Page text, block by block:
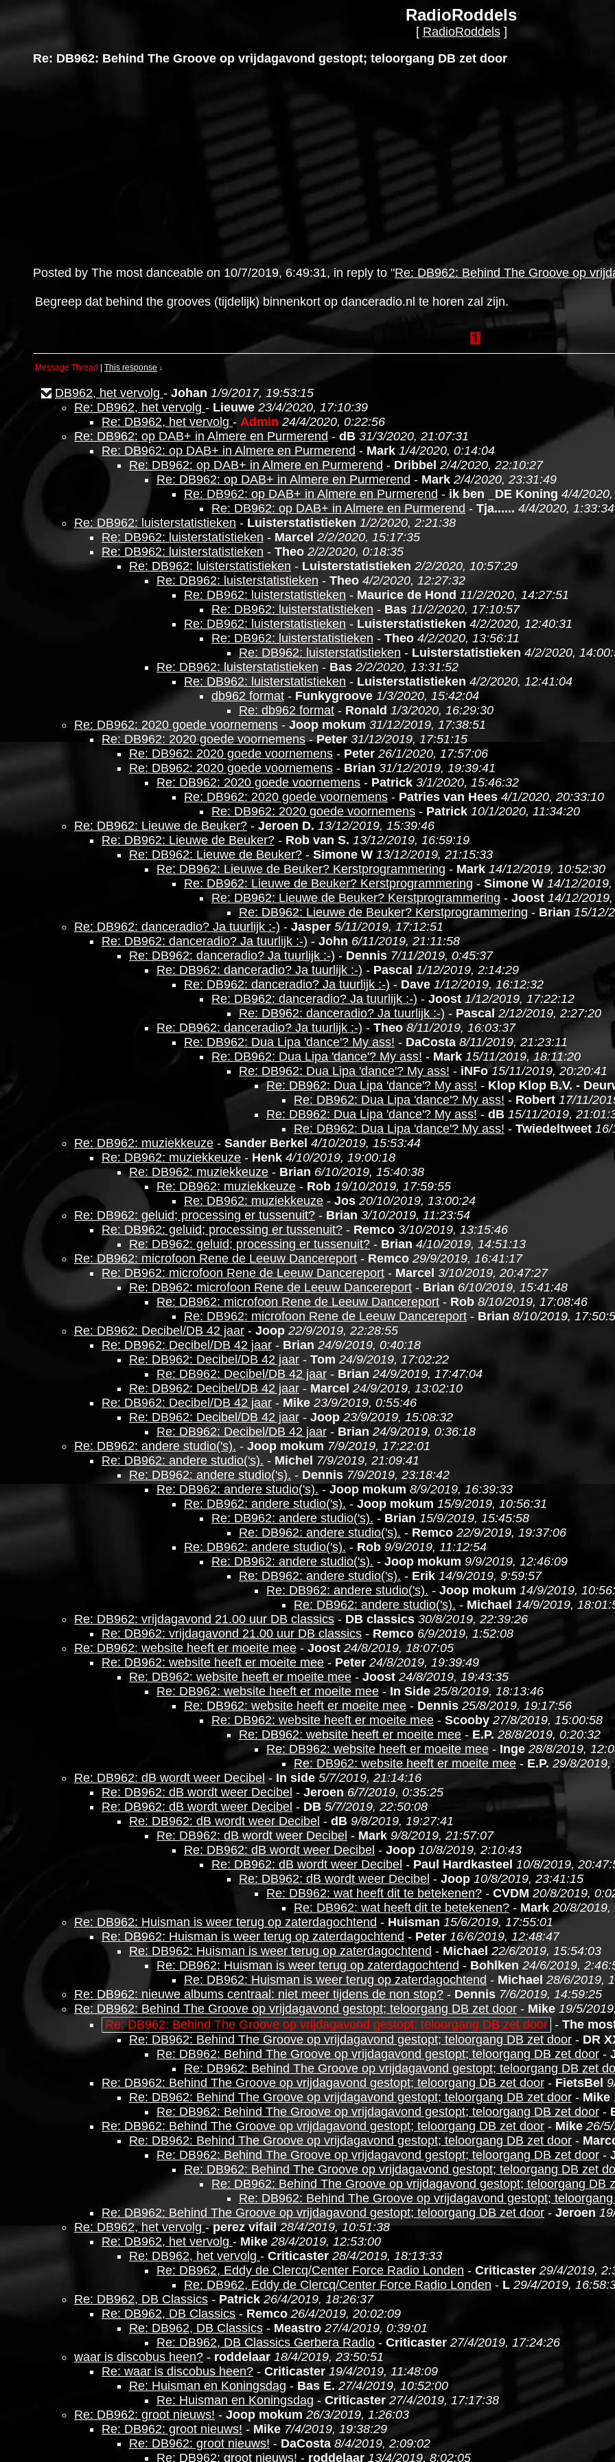
RadioRoddels
[ RadioRoddels]
Re: DB962: Behind The Groove op vrijdagavond gestopt; teloorgang DB zet door
Posted by The most danceable on 10/7/2019, 6:49:31, in reply to "Re: DB962: Behind The Groove op
Begreep dat behind the grooves (tijdelijk) binnenkort op danceradio.nl te horen zal zijn.
Message Thread This response ↓
DB962, het vervolg - Johan 1/9/2017, 19:53:15
Re: DB962, het vervolg - Lieuwe 23/4/2020, 17:10:39
Re: DB962, het vervolg - Admin 24/4/2020, 0:22:56
Re: DB962: op DAB+ in Almere en Purmerend - dB 31/3/2020, 21:07:31
Re: DB962: op DAB+ in Almere en Purmerend - Mark 1/4/2020, 0:14:04
Re: DB962: op DAB+ in Almere en Purmerend - Dribbel 2/4/2020, 22:10:27
Re: DB962: op DAB+ in Almere en Purmerend - Mark 2/4/2020, 23:31:49
Re: DB962: op DAB+ in Almere en Purmerend -ik ben _DE Koning 4/4/
Re: DB962: op DAB+ in Almere en Purmerend - Tja...... 4/4/2020, 1:33:34
Re: DB962: luisterstatistieken - Luisterstatistieken 1/2/2020, 2:21:38
Re: DB962: luisterstatistieken - Marcel 2/2/2020, 15:17:35
Re: DB962: luisterstatistieken - Theo 2/2/2020, 0:18:35
Re: DB962: luisterstatistieken - Luisterstatistieken 2/2/2020, 10:57:29
Re: DB962: luisterstatistieken - Theo 4/2/2020, 12:27:32
Re: DB962: luisterstatistieken - Maurice de Hond 11/2/2020, 14:27:51
Re: DB962: luisterstatistieken - Bas 11/2/2020, 17:10:57
Re: DB962: luisterstatistieken - Luisterstatistieken 4/2/2020, 12:40:31
Re: DB962: luisterstatistieken - Theo 4/2/2020, 13:56:11
Re: DB962: luisterstatistieken - Luisterstatistieken 4/2/2020,
Re: DB962: luisterstatistieken - Bas 2/2/2020, 13:31:52
Re: DB962: luisterstatistieken - Luisterstatistieken 4/2/2020, 12:41:04
db962 format - Funkygroove 1/3/2020, 15:42:04
Re: db962 format - Ronald 1/3/2020, 16:29:30
Re: DB962: 2020 goede voornemens - Joop mokum 31/12/2019, 17:38:51
Re: DB962: 2020 goede voornemens-Peter 31/12/2019, 17:51:15
Re: DB962: 2020 goede voornemens - Peter 26/1/2020, 17:57:06
Re: DB962: 2020 goede voornemens - Brian 31/12/2019, 19:39:41
Re: DB962: 2020 goede voornemens - Patrick 3/1/2020, 15:46:32
Re: DB962: 2020 goede voornemens - Patries van Hees 4/1/2020, 20:33:10
Re: DB962: 2020 goede voornemens - Patrick 10/1/2020, 11:34:20
Re: DB962: Lieuwe de Beuker? - Jeroen D. 13/12/2019, 15:39:46
Re: DB962: Lieuwe de Beuker? - Rob van S. 13/12/2019, 16:59:19
Re: DB962: Lieuwe de Beuker? - Simone W 13/12/2019, 21:15:33
Re: DB962: Lieuwe de Beuker? Kerstprogrammering - Mark 14/12/2019, 10:52:30
Re: DB962: Lieuwe de Beuker? Kerstprogrammering - Simone W 14/12/
Re: DB962: Lieuwe de Beuker? Kerstprogrammering - Joost 14/12/
Re: DB962: Lieuwe de Beuker? Kerstprogrammering - Brian 15/12/
Re: DB962: danceradio? Ja tuurlijk :-) - Jasper 5/11/2019, 17:12:51
Re: DB962: danceradio? Ja tuurlijk :-) - John 6/11/2019, 21:11:58
Re: DB962: danceradio? Ja tuurlijk :-) - Dennis 7/11/2019, 0:45:37
Re: DB962: danceradio? Ja tuurlijk :-) - Pascal 1/12/2019, 2:14:29
Re: DB962: danceradio? Ja tuurlijk :-) - Dave 1/12/2019, 16:12:32
Re: DB962: danceradio? Ja tuurlijk :-) - Joost 1/12/2019, 17:22:12
Re: DB962: danceradio? Ja tuurlijk :-) - Pascal 2/12/2019, 2:27:20
Re: DB962: danceradio? Ja tuurlijk :-) - Theo 8/11/2019, 16:03:37
Re: DB962: Dua Lipa 'dance'? My ass! - DaCosta 8/11/2019, 21:23:11
Re: DB962: Dua Lipa 'dance'? My ass! - Mark 15/11/2019, 18:11:20
Re: DB962: Dua Lipa 'dance'? My ass! - iNFo 15/11/2019, 20:20:41
Re: DB962: Dua Lipa 'dance'? My ass! - Klop Klop B.V. -
Re: DB962: Dua Lipa 'dance'? My ass! - Robert 17/11/
Re: DB962: Dua Lipa 'dance'? My ass! - dB 15/11/2019,
Re: DB962: Dua Lipa 'dance'? My ass! - Twiedeltweet 16/
Re: DB962: muziekkeuze - Sander Berkel 4/10/2019, 15:53:44
Re: DB962: muziekkeuze - Henk 4/10/2019, 19:00:18
Re: DB962: muziekkeuze - Brian 6/10/2019, 15:40:38
Re: DB962: muziekkeuze - Rob 19/10/2019, 17:59:55
Re: DB962: muziekkeuze - Jos 20/10/2019, 13:00:24
Re: DB962: geluid; processing er tussenuit? - Brian 3/10/2019, 11:23:54
Re: DB962: geluid; processing er tussenuit? - Remco 3/10/2019, 13:15:46
Re: DB962: geluid; processing er tussenuit? - Brian 4/10/2019, 14:51:13
Re: DB962: microfoon Rene de Leeuw Dancereport - Remco 29/9/2019, 16:41:17
Re: DB962: microfoon Rene de Leeuw Dancereport - Marcel 3/10/2019, 20:47:27
Re: DB962: microfoon Rene de Leeuw Dancereport - Brian 6/10/2019, 15:41:48
Re: DB962: microfoon Rene de Leeuw Dancereport - Rob 8/10/2019, 17:08:46
Re: DB962: microfoon Rene de Leeuw Dancereport - Brian 8/10/2019,
Re: DB962: Decibel/DB 42 jaar - Joop 22/9/2019, 22:28:55
Re: DB962: Decibel/DB 42 jaar - Brian 24/9/2019, 0:40:18
Re: DB962: Decibel/DB 42 jaar - Tom 24/9/2019, 17:02:22
Re: DB962: Decibel/DB 42 jaar - Brian 24/9/2019, 17:47:04
Re: DB962: Decibel/DB 42 jaar - Marcel 24/9/2019, 13:02:10
Re: DB962: Decibel/DB 42 jaar - Mike 23/9/2019, 0:55:46
Re: DB962: Decibel/DB 42 jaar - Joop 23/9/2019, 15:08:32
Re: DB962: Decibel/DB 42 jaar - Brian 24/9/2019, 0:36:18
Re: DB962: andere studio('s). - Joop mokum 7/9/2019, 17:22:01
Re: DB962: andere studio('s). - Michel 7/9/2019, 21:09:41
Re: DB962: andere studio('s). - Dennis 7/9/2019, 23:18:42
Re: DB962: andere studio('s). - Joop mokum 8/9/2019, 16:39:33
Re: DB962: andere studio('s). - Joop mokum 15/9/2019, 10:56:31
Re: DB962: andere studio('s). - Brian 15/9/2019, 15:45:58
Re: DB962: andere studio('s). - Remco 22/9/2019, 19:37:06
Re: DB962: andere studio('s). - Rob 9/9/2019, 11:12:54
Re: DB962: andere studio('s). - Joop mokum 9/9/2019, 12:46:09
Re: DB962: andere studio('s). - Erik 14/9/2019, 9:59:57
Re: DB962: andere studio('s). - Joop mokum 14/9/2019,
Re: DB962: andere studio('s). - Michael 14/9/2019,
Re: DB962: vrijdagavond 21.00 uur DB classics - DB classics 30/8/2019, 22:39:26
Re: DB962: vrijdagavond 21.00 uur DB classics - Remco 6/9/2019, 1:52:08
Re: DB962: website heeft er moeite mee - Joost 24/8/2019, 18:07:05
Re: DB962: website heeft er moeite mee - Peter 24/8/2019, 19:39:49
Re: DB962: website heeft er moeite mee - Joost 24/8/2019, 19:43:35
Re: DB962: website heeft er moeite mee - In Side 25/8/2019, 18:13:46
Re: DB962: website heeft er moeite mee - Dennis 25/8/2019, 19:17:56
Re: DB962: website heeft er moeite mee - Scooby 27/8/2019, 15:00:58
Re: DB962: website heeft er moeite mee -E.P. 28/8/2019, 0:20:32
Re: DB962: website heeft er moeite mee - Inge 28/8/2019,
Re: DB962: website heeft er moeite mee - E.P. 29/8/2019,
Re: DB962: dB wordt weer Decibel - In side 5/7/2019, 21:14:16
Re: DB962: dB wordt weer Decibel - Jeroen 6/7/2019, 0:35:25
Re: DB962: dB wordt weer Decibel - DB 5/7/2019, 22:50:08
Re: DB962: dB wordt weer Decibel - dB 9/8/2019, 19:27:41
Re: DB962: dB wordt weer Decibel - Mark 9/8/2019, 21:57:07
Re: DB962: dB wordt weer Decibel - Joop 10/8/2019, 2:10:43
Re: DB962: dB wordt weer Decibel - Paul Hardkasteel 10/8/2019,
Re: DB962: dB wordt weer Decibel - Joop 10/8/2019, 23:41:15
Re: DB962: wat heeft dit te betekenen? - CVDM 20/8/2019,
Re: DB962: wat heeft dit te betekenen? - Mark 20/8/2019,
Re: DB962: Huisman is weer terug op zaterdagochtend - Huisman 15/6/2019, 17:55:01
Re: DB962: Huisman is weer terug op zaterdagochtend - Peter 16/6/2019, 12:48:47
Re: DB962: Huisman is weer terug op zaterdagochtend - Michael 22/6/2019, 15:54:03
Re: DB962: Huisman is weer terug op zaterdagochtend - Bohlken 24/6/2019,
Re: DB962: Huisman is weer terug op zaterdagochtend - Michael 28/6/2019,
Re: DB962: nieuwe albums centraal: niet meer tijdens de non stop? - Dennis 7/6/2019, 14:59:25
Re: DB962: Behind The Groove op vrijdagavond gestopt; teloorgang DB zet door - Mike 19/5/
Re: DB962: Behind The Groove op vrijdagavond gestopt; teloorgang DB zet door - The
Re: DB962: Behind The Groove op vrijdagavond gestopt; teloorgang DB zet door - DR
Re: DB962: Behind The Groove op vrijdagavond gestopt; teloorgang DB zet door -
Re: DB962: Behind The Groove op vrijdagavond gestopt; teloorgang DB zet
Re: DB962: Behind The Groove op vrijdagavond gestopt; teloorgang DB zet door - FietsBel
Re: DB962: Behind The Groove op vrijdagavond gestopt; teloorgang DB zet door - Mike
Re: DB962: Behind The Groove op vrijdagavond gestopt; teloorgang DB zet door -
Re: DB962: Behind The Groove op vrijdagavond gestopt; teloorgang DB zet door - Mike 26/
Re: DB962: Behind The Groove op vrijdagavond gestopt; teloorgang DB zet door -
Re: DB962: Behind The Groove op vrijdagavond gestopt; teloorgang DB zet door -
Re: DB962: Behind The Groove op vrijdagavond gestopt; teloorgang DB zet
Re: DB962: Behind The Groove op vrijdagavond gestopt; teloorgang DB
Re: DB962: Behind The Groove op vrijdagavond gestopt;
Re: DB962: Behind The Groove op vrijdagavond gestopt; teloorgang DB zet door - Jeroen
Re: DB962, het vervolg-perez vifail 28/4/2019, 10:51:38
Re: DB962, het vervolg - Mike 28/4/2019, 12:53:00
Re: DB962, het vervolg - Criticaster 28/4/2019, 18:13:33
Re: DB962, Eddy de Clercq/Center Force Radio Londen - Criticaster 29/4/2019,
Re: DB962, Eddy de Clercq/Center Force Radio Londen - L 29/4/2019,
Re: DB962, DB Classics - Patrick 26/4/2019, 18:26:37
Re: DB962, DB Classics - Remco 26/4/2019, 20:02:09
Re: DB962, DB Classics - Meastro 27/4/2019, 0:39:01
Re: DB962, DB Classics Gerbera Radio - Criticaster 27/4/2019, 17:24:26
waar is discobus heen? - roddelaar 18/4/2019, 23:50:51
Re: waar is discobus heen? - Criticaster 19/4/2019, 11:48:09
Re: Huisman en Koningsdag - Bas E. 27/4/2019, 10:52:00
Re: Huisman en Koningsdag - Criticaster 27/4/2019, 17:17:38
Re: DB962: groot nieuws! - Joop mokum 26/3/2019, 1:26:03
Re: DB962: groot nieuws! - Mike 7/4/2019, 19:38:29
Re: DB962: groot nieuws! - DaCosta 8/4/2019, 2:09:02
Re: DB962: groot nieuws! - roddelaar 13/4/2019, 8:02:05